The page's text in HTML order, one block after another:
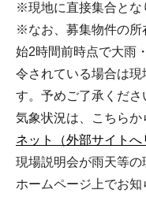
※現地に直接集合とな
※なお、募集物件の所
始2時間前時点で大雨
令されている場合は現
す。予めご了承くださ
気象状況は、こちら
ネット（外部サイトへ
現場説明会が雨天等の
ホームページ上でお知